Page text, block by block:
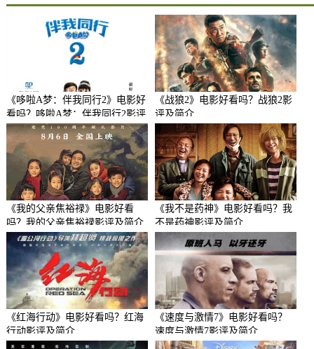
《哆啦A梦：伴我同行2》电影好
看吗？哆啦A梦：伴我同行2影评
及简介
《战狼2》电影好看吗？战狼2影
评及简介
《我的父亲焦裕禄》电影好看
吗？我的父亲焦裕禄影评及简介
《我不是药神》电影好看吗？我
不是药神影评及简介
《红海行动》电影好看吗？红海
行动影评及简介
《速度与激情7》电影好看吗？
速度与激情7影评及简介